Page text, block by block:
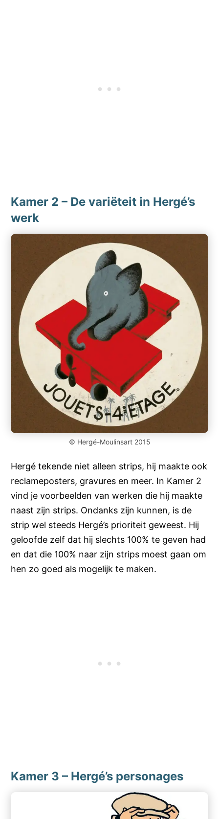
Kamer 2 – De variëteit in Hergé’s
werk
© Hergé-Moulinsart 2015
Hergé tekende niet alleen strips, hij maakte ook
reclameposters, gravures en meer. In Kamer 2
vind je voorbeelden van werken die hij maakte
naast zijn strips. Ondanks zijn kunnen, is de
strip wel steeds Hergé’s prioriteit geweest. Hij
geloofde zelf dat hij slechts 100% te geven had
en dat die 100% naar zijn strips moest gaan om
hen zo goed als mogelijk te maken.
Kamer 3 – Hergé’s personages